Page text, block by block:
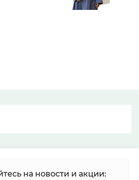
на новости и акции: